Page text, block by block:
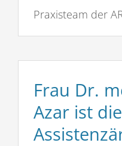
Praxisteam der
Frau Dr.
Azar ist